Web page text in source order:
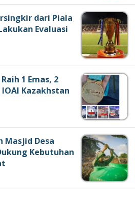
dari Piala
Evaluasi
1 Emas, 2
Kazakhstan
Masjid Desa
Kebutuhan